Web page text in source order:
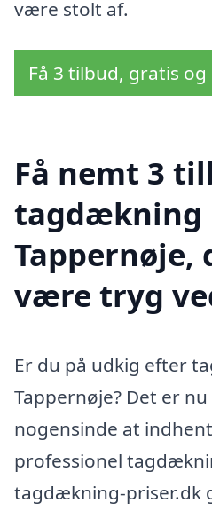
være stolt af.
Få 3 tilbud, gratis
Få nemt 3
tagdækning
Tappernøje,
være tryg
Er du på udkig efter
Tappernøje? Det er
nogensinde at
professionel
tagdækning-priser.dk